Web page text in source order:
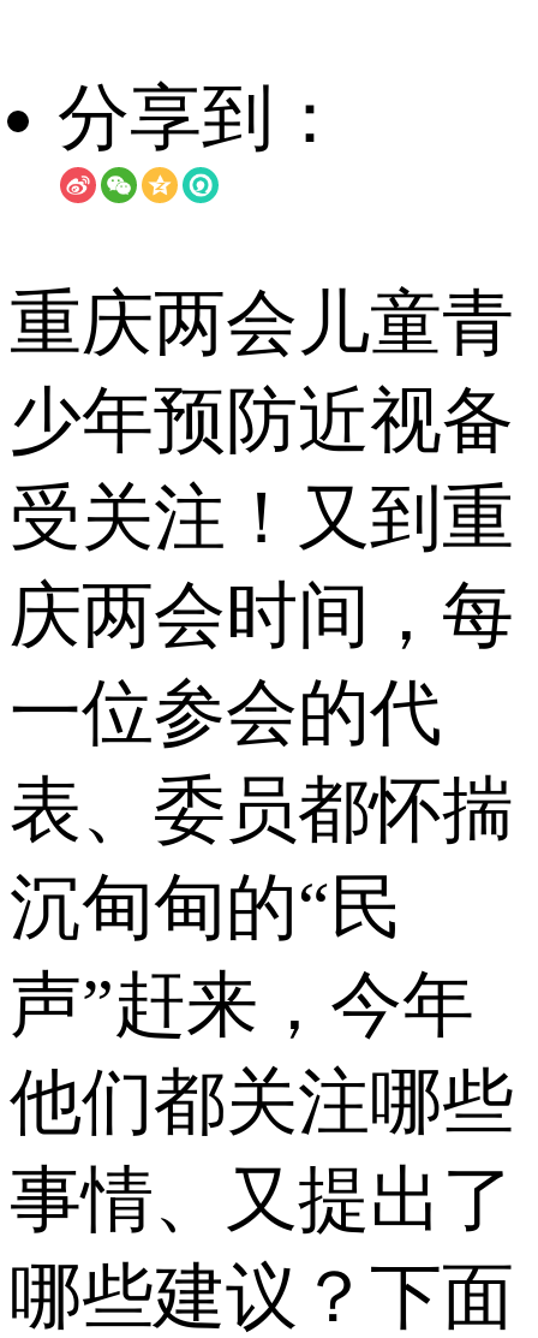
分享到：
重庆两会儿童青
少年预防近视备
受关注！又到重
庆两会时间，每
一位参会的代
表、委员都怀揣
沉甸甸的“民
声”赶来，今年
他们都关注哪些
事情、又提出了
哪些建议？下面